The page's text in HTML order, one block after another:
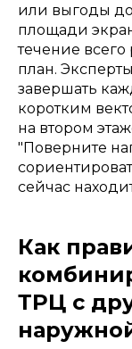
или выгоды
площади
течение
план.
завершать
коротким
на втором
"Поверните
сейчас
Как
ТРЦ с